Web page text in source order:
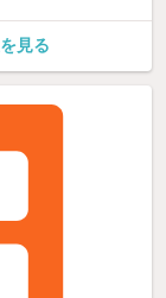
見る